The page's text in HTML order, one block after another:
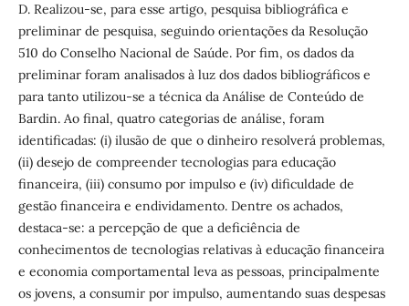
D. Realizou-se, para esse artigo, pesquisa bibliográfica e
preliminar de pesquisa, seguindo orientações da Resolução
510 do Conselho Nacional de Saúde. Por fim, os dados da
preliminar foram analisados à luz dos dados bibliográficos e
para tanto utilizou-se a técnica da Análise de Conteúdo de
Bardin. Ao final, quatro categorias de análise, foram
identificadas: (i) ilusão de que o dinheiro resolverá problemas,
(ii) desejo de compreender tecnologias para educação
financeira, (iii) consumo por impulso e (iv) dificuldade de
gestão financeira e endividamento. Dentre os achados,
destaca-se: a percepção de que a deficiência de
conhecimentos de tecnologias relativas à educação financeira
e economia comportamental leva as pessoas, principalmente
os jovens, a consumir por impulso, aumentando suas despesas